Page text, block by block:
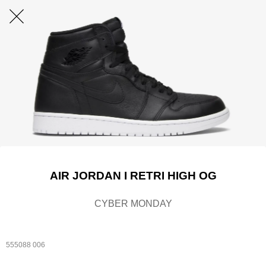
AIR JORDAN I RETRI HIGH OG
CYBER MONDAY
555088 006